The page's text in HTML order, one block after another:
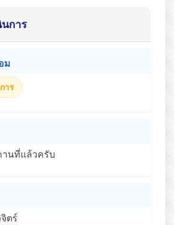
นการ
ม
าร
านที่แล้วครับ
ตร์